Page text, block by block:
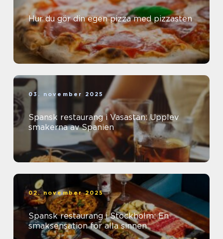
Hur du gör din egen pizza med pizzasten
03. november 2025
Spansk restaurang i Vasastan: Upplev
smakerna av Spanien
02. november 2025
Spansk restaurang i Stockholm: En
smaksensation för alla sinnen